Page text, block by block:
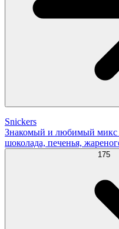
Snickers
Знакомый и любимый микс
шоколада, печенья,
175